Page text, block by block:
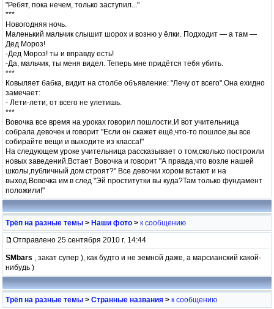
"Ребят, пока нечем, только заступил..."
***
Новогодняя ночь.
Маленький мальчик слышит шорох и возню у ёлки. Подходит — а там —
Дед Мороз!
-Дед Мороз! ты и вправду есть!
-Да, мальчик, ты меня видел. Теперь мне придётся тебя убить.
***
Ковыляет бабка, видит на столбе объявление: "Лечу от всего".Она ехидно
замечает:
- Лети-лети, от всего не улетишь.
***
Вовочка все время на уроках говорил пошлости.И вот учительница
собрала девочек и говорит "Если он скажет ещё,что-то пошлое,вы все
собирайте вещи и выходите из класса!"
На следующем уроке учительница рассказывает о том,сколько построили
новых заведений.Встает Вовочка и говорит "А правда,что возле нашей
школы,публичный дом строят?" Все девочки хором встают и на
выход.Вовочка им в след "Эй проститутки вы куда?Там только фундамент
положили!"
Трёп на разные темы > Наши фото > к сообщению
Отправлено 25 сентября 2010 г. 14:44
SMbars , закат супер ), как будто и не земной даже, а марсианский какой-
нибудь )
Трёп на разные темы > Странные названия > к сообщению